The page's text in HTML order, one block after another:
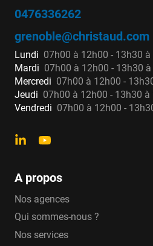
0476336262
grenoble@christaud.com
Lundi 07h00 à 12h00 - 13h30 à
Mardi 07h00 à 12h00 - 13h30
Mercredi 07h00 à 12h00 -
Jeudi 07h00 à 12h00 - 13h30 à
Vendredi 07h00 à 12h00 -
A propos
Nos agences
Qui sommes-nous ?
Nos services